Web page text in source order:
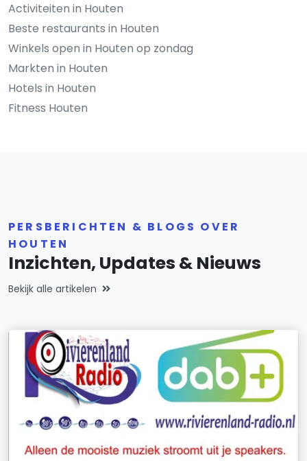
Activiteiten in Houten
Beste restaurants in Houten
Winkels open in Houten op zondag
Markten in Houten
Hotels in Houten
Fitness Houten
PERSBERICHTEN & BLOGS OVER
HOUTEN
Inzichten, Updates & Nieuws
Bekijk alle artikelen